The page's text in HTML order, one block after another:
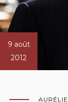
9 août
2012
AURÉLIE